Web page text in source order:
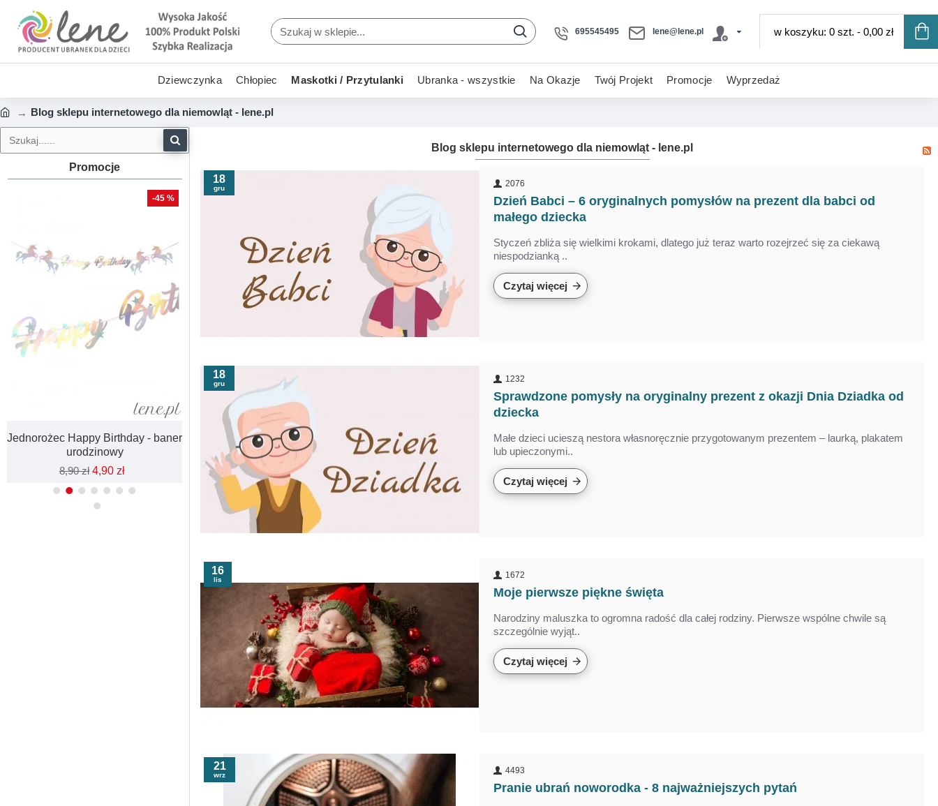
695545495 lene@lene.pl w koszyku: 0 szt. - 0,00 zł
Dziewczynka Chłopiec Maskotki / Przytulanki Ubranka - wszystkie Na Okazje Twój Projekt Promocje Wyprzedaż
Blog sklepu internetowego dla niemowląt - lene.pl
Promocje
-45 %
Jednorożec Happy Birthday - baner
urodzinowy
8,90 zł 4,90 zł
Dekoracje Na Baby Shower
Chłopczyk
52,90 zł
34,90 zł
-34 %
Dekoracje Na Baby Shower
Dziewczynka
52,90 zł
-34 %
Dekoracje Na Roczek Dla
BRAK W MAGAZYNIE
Dekoracje Na Urodziny Dinozaur
Blog sklepu internetowego dla niemowląt - lene.pl
18
gru 2076
Dzień Babci – 6 oryginalnych pomysłów na prezent dla babci od
małego dziecka
Styczeń zbliża się wielkimi krokami, dlatego już teraz warto rozejrzeć się za ciekawą
niespodzianką ..
Czytaj więcej
18
gru 1232
Sprawdzone pomysły na oryginalny prezent z okazji Dnia Dziadka od
dziecka
Małe dzieci ucieszą nestora własnoręcznie przygotowanym prezentem – laurką, plakatem
lub upieczonymi..
Czytaj więcej
16
lis 1672
Moje pierwsze piękne święta
Narodziny maluszka to ogromna radość dla całej rodziny. Pierwsze wspólne chwile są
szczególnie wyjąt..
Czytaj więcej
21
wrz 4493
Pranie ubrań noworodka - 8 najważniejszych pytań